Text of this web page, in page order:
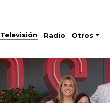
Televisión Radio Otros